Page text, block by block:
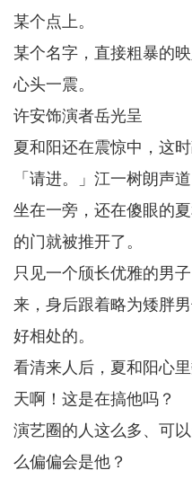
某个点上。
某个名字，直接粗暴的映
心头一震。
许安饰演者岳光呈
夏和阳还在震惊中，这时
「请进。」江一树朗声道
坐在一旁，还在傻眼的
的门就被推开了。
只见一个颀长优雅的男
来，身后跟着略为矮胖
好相处的。
看清来人后，夏和阳心
天啊！这是在搞他吗？
演艺圈的人这么多、可
么偏偏会是他？